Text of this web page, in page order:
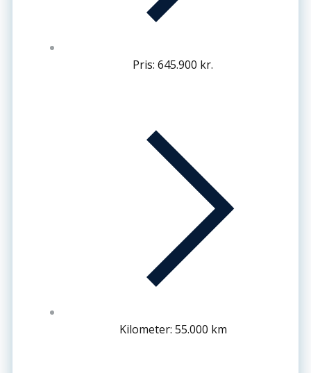
Pris: 645.900 kr.
Kilometer: 55.000 km